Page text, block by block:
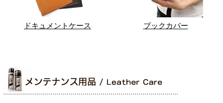
ドキュメントケース ブックカバー